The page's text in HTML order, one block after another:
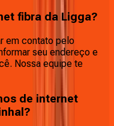
fibra da Ligga?
em contato pelo
seu endereço e
Nossa equipe te
de internet